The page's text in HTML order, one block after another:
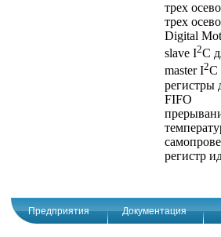
трех
трех
Digital
slave I2C
master I2C
регистры
FIFO
регистр
Предприятия Документация